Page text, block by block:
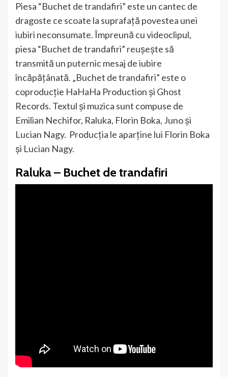
Piesa “Buchet de trandafiri” este un cantec de
dragoste ce scoate la suprafață povestea unei
iubiri neconsumate. Împreună cu videoclipul,
piesa “Buchet de trandafiri” reușește să
transmită un puternic mesaj de iubire
încăpățânată. „Buchet de trandafiri” este o
coproducție HaHaHa Production și Ghost
Records. Textul și muzica sunt compuse de
Emilian Nechifor, Raluka, Florin Boka, Juno și
Lucian Nagy. Producția le aparține lui Florin Boka
și Lucian Nagy.
Raluka – Buchet de trandafiri